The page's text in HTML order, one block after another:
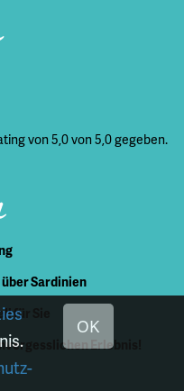
von 5,0 von 5,0 gegeben.
Sardinien
für Sie
Erlebnis!
OK